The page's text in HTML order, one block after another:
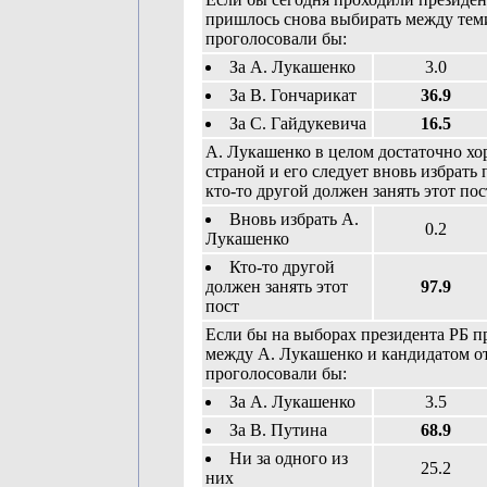
пришлось снова выбирать между
проголосовали бы:
За А. Лукашенко
3.0
За В. Гончарикат
36.9
За С. Гайдукевича
16.5
А. Лукашенко в целом достаточно
страной и его следует вновь
кто-то другой должен занять этот
Вновь избрать А.
Лукашенко
0.2
Кто-то другой
должен занять этот
пост
97.9
Если бы на выборах президента РБ
между А. Лукашенко и кандидатом
проголосовали бы:
За А. Лукашенко
3.5
За В. Путина
68.9
Ни за одного из
них
25.2